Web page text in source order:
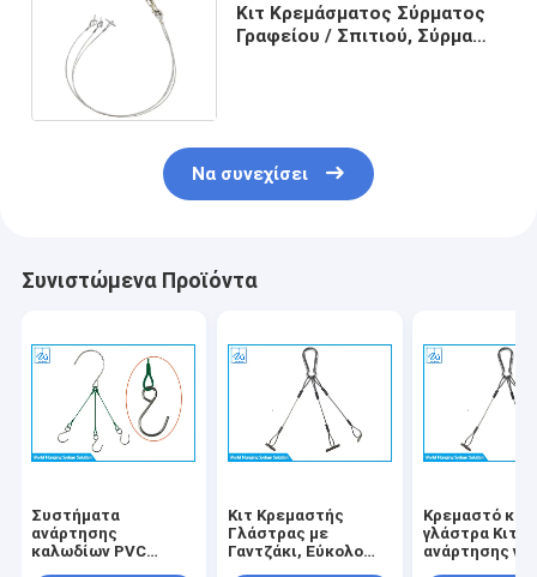
Κιτ Κρεμάσματος Σύρματος
Γραφείου / Σπιτιού, Σύρμα
Να συνεχίσει
Συνιστώμενα Προϊόντα
Συστήματα
ανάρτησης
καλωδίων PVC
Κιτ Κρεμαστής
Γλάστρας με
Γαντζάκι, Εύκολο
Κρεμαστό κιτ
γλάστρα Κιτ
ανάρτησης για